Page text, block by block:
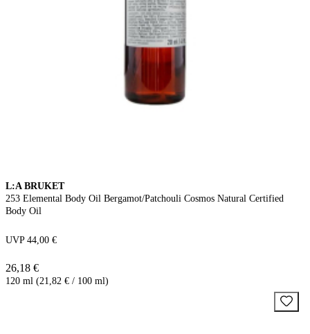
L:A BRUKET
253 Elemental Body Oil Bergamot/Patchouli Cosmos Natural Certified
Body Oil
UVP 44,00 €
26,18 €
120 ml (21,82 € / 100 ml)